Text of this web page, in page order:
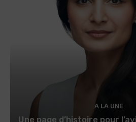
A LA UNE
Une page d’histoire pour